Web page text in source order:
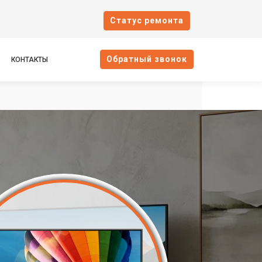
Cтатус ремонта
КОНТАКТЫ Oбратный звонок